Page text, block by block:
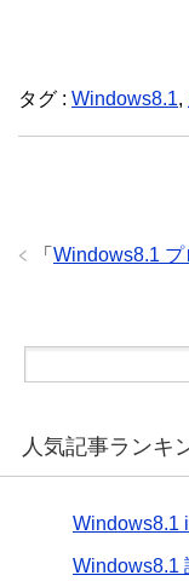
タグ : Windows8.1,
「 Windows8.1
人気記事ランキ
Windows8.1
Windows8.1